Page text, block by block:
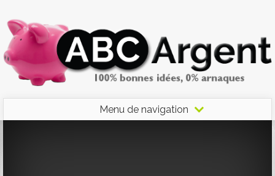
Menu de navigation